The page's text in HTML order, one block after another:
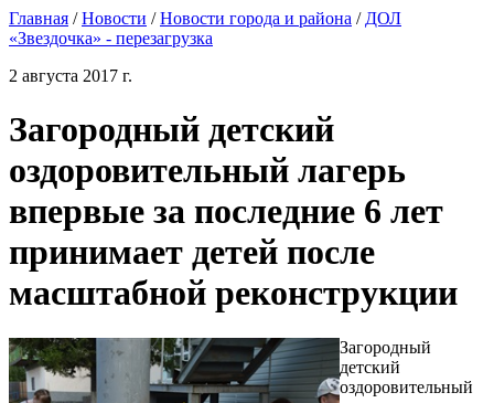
Главная / Новости / Новости города и района / ДОЛ
«Звездочка» - перезагрузка
2 августа 2017 г.
Загородный детский
оздоровительный лагерь
впервые за последние 6 лет
принимает детей после
масштабной реконструкции
Загородный
детский
оздоровительный